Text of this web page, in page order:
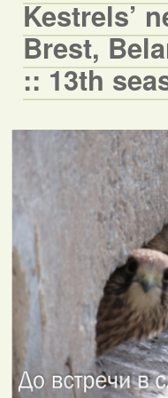
Kestrels’
Brest,
:: 13th